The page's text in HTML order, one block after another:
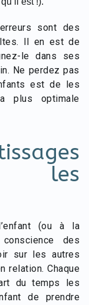
sont des
Il en est de
le dans ses
Ne perdez pas
est de les
plus optimale
les
(ou à la
des
sur les autres
relation. Chaque
du temps les
de prendre